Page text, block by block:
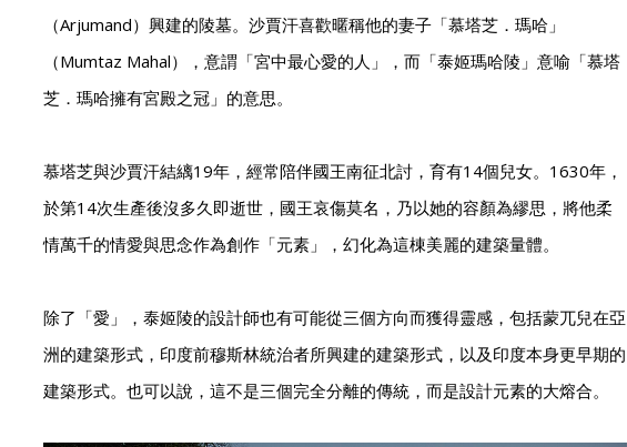
（Arjumand）興建的陵墓。沙賈汗喜歡暱稱他的妻子「慕塔芝．瑪哈」
（Mumtaz Mahal），意謂「宮中最心愛的人」，而「泰姬瑪哈陵」意喻「慕塔
芝．瑪哈擁有宮殿之冠」的意思。
慕塔芝與沙賈汗結縭19年，經常陪伴國王南征北討，育有14個兒女。1630年，
於第14次生產後沒多久即逝世，國王哀傷莫名，乃以她的容顏為繆思，將他柔
情萬千的情愛與思念作為創作「元素」，幻化為這棟美麗的建築量體。
除了「愛」，泰姬陵的設計師也有可能從三個方向而獲得靈感，包括蒙兀兒在亞
洲的建築形式，印度前穆斯林統治者所興建的建築形式，以及印度本身更早期的
建築形式。也可以說，這不是三個完全分離的傳統，而是設計元素的大熔合。